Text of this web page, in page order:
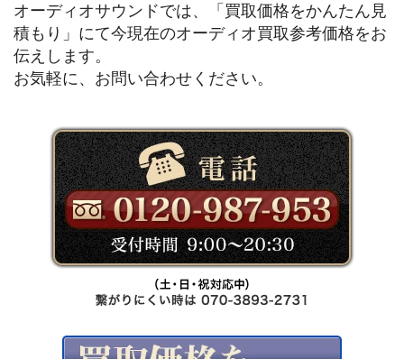
オーディオサウンドでは、「買取価格をかんたん見
積もり」にて今現在のオーディオ買取参考価格をお
伝えします。
お気軽に、お問い合わせください。